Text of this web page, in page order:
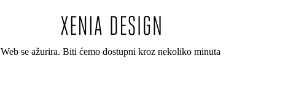
Web se ažurira. Biti ćemo dostupni kroz nekoliko minuta